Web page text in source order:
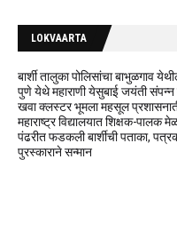
LOKVAARTA
बार्शी तालुका पोलिसांचा बाभुळगाव
पुणे येथे महाराणी येसुबाई जयंती संपन्न
खवा क्लस्टर भूमला महसूल
महाराष्ट्र विद्यालयात शिक्षक-पालक
पंढरीत फडकली बार्शीची पताका,
पुरस्काराने सन्मान